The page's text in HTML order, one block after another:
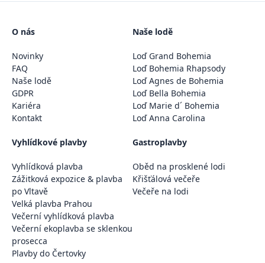
O nás
Novinky
FAQ
Naše lodě
GDPR
Kariéra
Kontakt
Naše lodě
Loď Grand Bohemia
Loď Bohemia Rhapsody
Loď Agnes de Bohemia
Loď Bella Bohemia
Loď Marie d´ Bohemia
Loď Anna Carolina
Vyhlídkové plavby
Vyhlídková plavba
Zážitková expozice & plavba
po Vltavě
Velká plavba Prahou
Večerní vyhlídková plavba
Večerní ekoplavba se sklenkou
prosecca
Plavby do Čertovky
Gastroplavby
Oběd na prosklené lodi
Křišťálová večeře
Večeře na lodi